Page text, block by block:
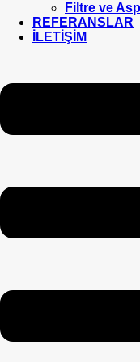
Filtre ve
REFERANSLAR
İLETİŞİM